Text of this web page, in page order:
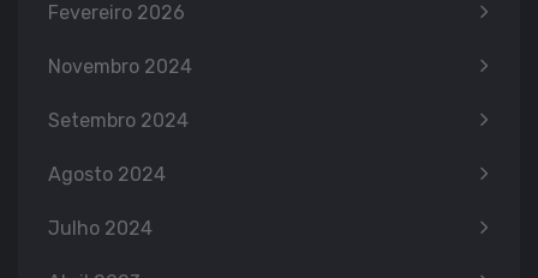
Fevereiro 2026
Novembro 2024
Setembro 2024
Agosto 2024
Julho 2024